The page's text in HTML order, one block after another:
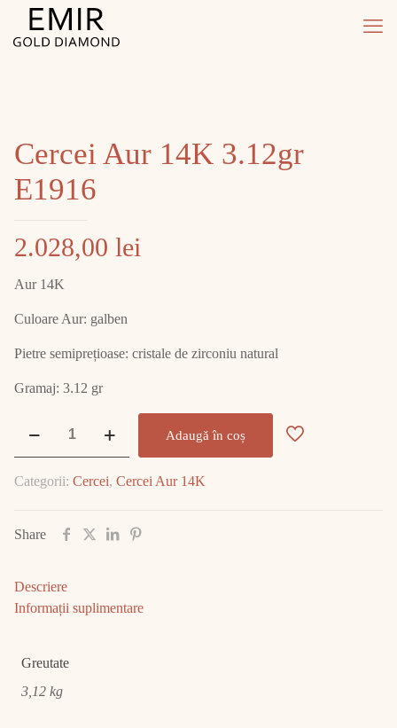
Cercei Aur 14K 3.12gr
E1916
2.028,00 lei
Aur 14K
Culoare Aur: galben
Pietre semiprețioase: cristale de zirconiu natural
Gramaj: 3.12 gr
14K
E1916
Adaugă în coș
Categorii: Cercei, Cercei Aur 14K
Share
Descriere
Informații suplimentare
Greutate
3,12 kg